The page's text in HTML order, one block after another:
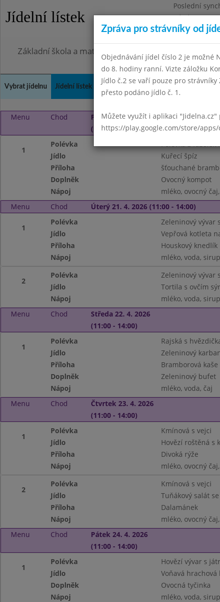
Jídelní lístek
Poslední
Pátek
Omezení
Základní škola a mateřská škola Jarov, Praha 3, V
Vybrat jídelnu Jídelní lístek Historie Kontakty a informace
Menu Chod
Pondělí 20. 4. 2026
(11:00 - 14:00)
1
Polévka
Polévka z fazolek
Jídlo
Kuřecí špíz
Příloha
šťouchané
Doplněk
Ovocný kompot
Nápoj
mléko, ovocný
Menu
Chod Úterý 21. 4. 2026 (11:00 - 14:00)
1
Polévka
Zeleninový vývar
Jídlo
Vepřová kotleta
Příloha
Houskový knedlík
Nápoj
mléko, voda, sirup
2
Polévka
Zeleninový vývar
Jídlo
Tortila s ovčím
Nápoj
mléko, voda, sirup
Menu
Chod
Středa 22. 4. 2026
(11:00 - 14:00)
1
Polévka
Rajská s
Jídlo
Zeleninový
Příloha
Bramborová kaše
Doplněk
Zeleninový bufet
Nápoj
mléko, voda, čaj
Menu
Chod
Čtvrtek 23. 4. 2026
(11:00 - 14:00)
1
Polévka
Kmínová s vejci
Jídlo
Hovězí roštěná s
Příloha
Divoká rýže
Nápoj
mléko, ovocný
2
Polévka
Kmínová s vejci
Jídlo
Tuňákový salát
Příloha
Dalamánek
Nápoj
mléko, ovocný
Menu
Chod
Pátek 24. 4. 2026
(11:00 - 14:00)
1
Polévka
Hovězí vývar s
Jídlo
Voňavá
Doplněk
Ovocná tyčinka
Nápoj
mléko, voda, sirup
Zpráva pro strávníky od
Objednávání jídel číslo 2 je možné
do 8. hodiny ranní. Vizte záložku
Jídlo č.2 se vaří pouze pro
přesto podáno jídlo č. 1.
Můžete využít i aplikaci
https://play.google.com/store/